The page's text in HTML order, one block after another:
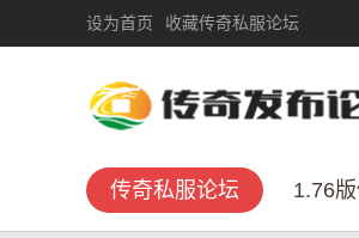
设为首页 收藏传奇私服论坛
传奇私服论坛 1.76